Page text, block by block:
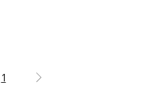
1